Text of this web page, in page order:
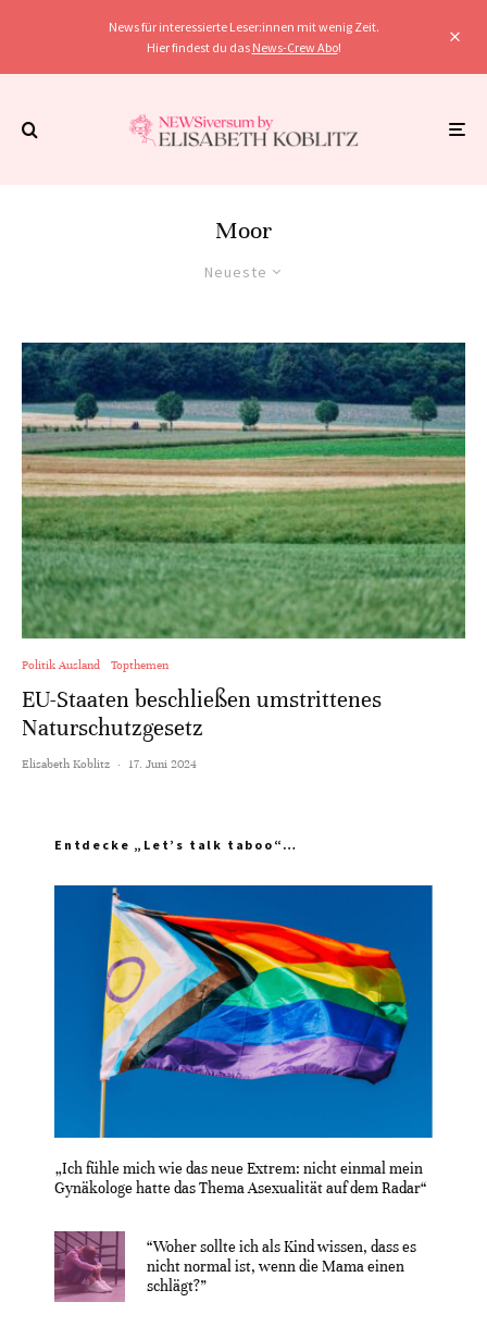
News für interessierte Leser:innen mit wenig Zeit.
Hier findest du das News-Crew Abo!
Moor
Neueste
Politik Ausland Topthemen
EU-Staaten beschließen umstrittenes
Naturschutzgesetz
Elisabeth Koblitz · 17. Juni 2024
Entdecke „Let’s talk taboo“…
„Ich fühle mich wie das neue Extrem: nicht einmal mein
Gynäkologe hatte das Thema Asexualität auf dem Radar“
“Woher sollte ich als Kind wissen, dass es
nicht normal ist, wenn die Mama einen
schlägt?”